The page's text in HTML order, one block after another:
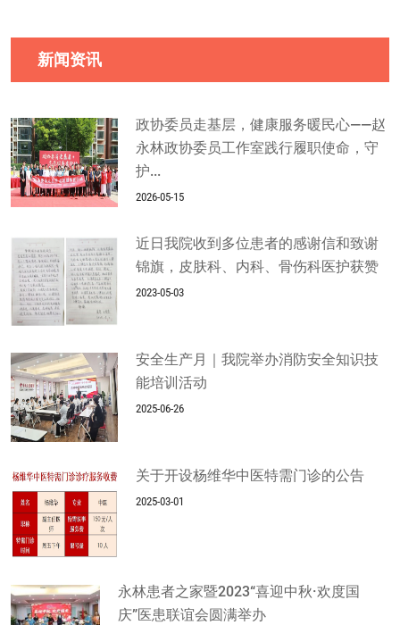
新闻资讯
政协委员走基层，健康服务暖民心——赵
永林政协委员工作室践行履职使命，守
护...
2026-05-15
近日我院收到多位患者的感谢信和致谢
锦旗，皮肤科、内科、骨伤科医护获赞
2023-05-03
安全生产月｜我院举办消防安全知识技
能培训活动
2025-06-26
关于开设杨维华中医特需门诊的公告
2025-03-01
永林患者之家暨2023“喜迎中秋·欢度国
庆”医患联谊会圆满举办